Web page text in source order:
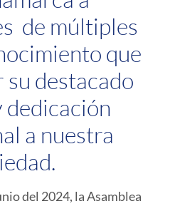
de múltiples
que
destacado
dedicación
a nuestra
del 2024, la Asamblea